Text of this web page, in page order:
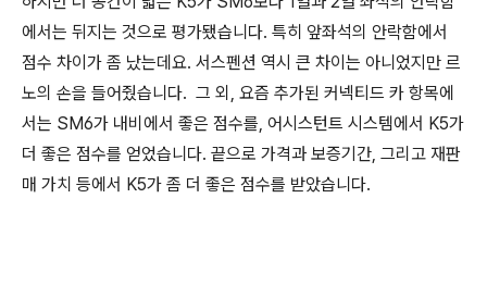
에서는 뒤지는 것으로 평가됐습니다. 특히 앞좌석의 안락함에서
점수 차이가 좀 났는데요. 서스펜션 역시 큰 차이는 아니었지만 르
노의 손을 들어줬습니다. 그 외, 요즘 추가된 커넥티드 카 항목에
서는 SM6가 내비에서 좋은 점수를, 어시스턴트 시스템에서 K5가
더 좋은 점수를 얻었습니다. 끝으로 가격과 보증기간, 그리고 재판
매 가치 등에서 K5가 좀 더 좋은 점수를 받았습니다.